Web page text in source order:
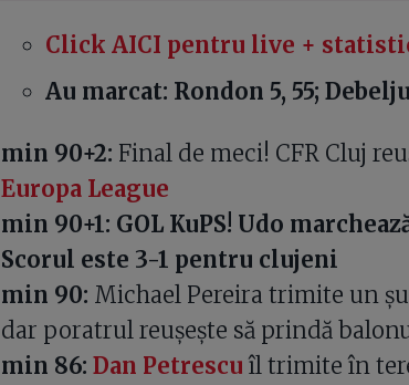
Click AICI pentru live +
Au marcat: Rondon 5, 55;
min 90+2: Final de meci! CFR Cluj
Europa League
min 90+1: GOL KuPS! Udo
Scorul este 3-1 pentru clujeni
min 90: Michael Pereira trimite un
dar poratrul reușește să prindă
min 86: Dan Petrescu îl trimite în